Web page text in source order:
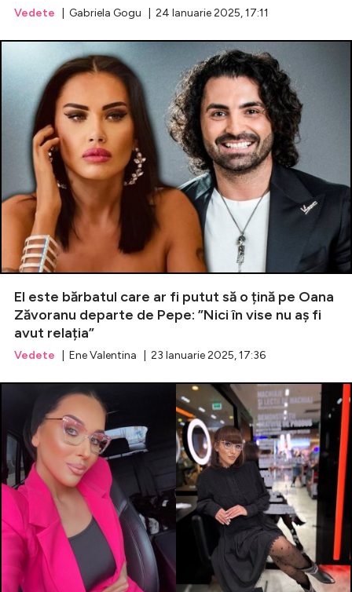
Vedete | Gabriela Gogu | 24 Ianuarie 2025, 17:11
El este bărbatul care ar fi putut să o țină pe Oana
Zăvoranu departe de Pepe: ”Nici în vise nu aș fi
avut relația”
Vedete | Ene Valentina | 23 Ianuarie 2025, 17:36